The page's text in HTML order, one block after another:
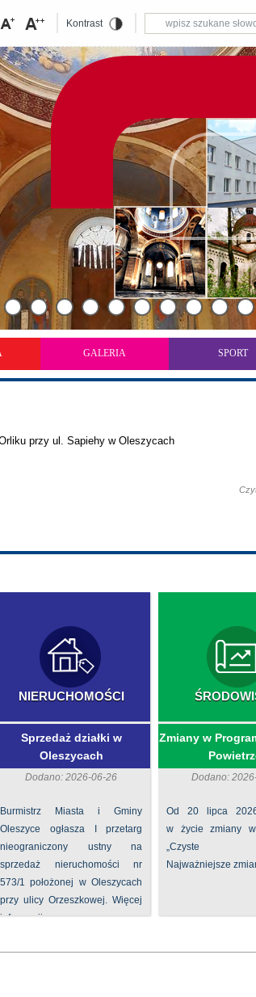
Kontrast
GALERIA SPORT
przy ul. Sapiehy w Oleszycach
NIERUCHOMOŚCI
Sprzedaż działki w
Oleszycach
Dodano: 2026-06-26
Burmistrz Miasta i Gminy
Oleszyce ogłasza I przetarg
nieograniczony ustny na
sprzedaż nieruchomości nr
573/1 położonej w Oleszycach
przy ulicy Orzeszkowej. Więcej
informacji ...
Zmiany w
Dodano:
Od 20 lipca
w życie zmiany w
„Czyste
Najważniejsze